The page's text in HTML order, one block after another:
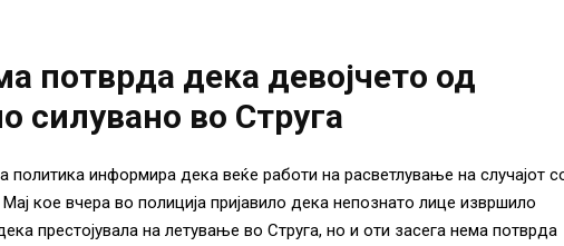
потврда дека девојчето од
силувано во Струга
политика информира дека веќе работи на расветлување на случајот
кое вчера во полиција пријавило дека непознато лице извршило
престојувала на летување во Струга, но и оти засега нема потврда